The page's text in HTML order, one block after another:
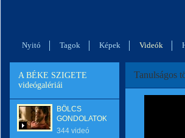
Nyitó Tagok Képek Videók
A BÉKE SZIGETE
videógalériái
BÖLCS
GONDOLATOK
344 videó
Tanulságos